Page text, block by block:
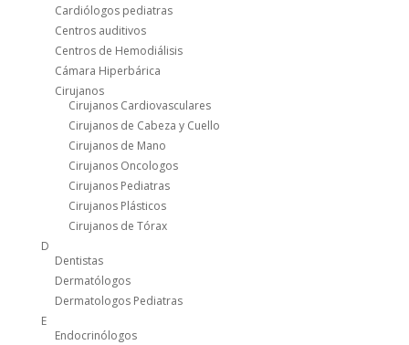
Cardiólogos pediatras
Centros auditivos
Centros de Hemodiálisis
Cámara Hiperbárica
Cirujanos
Cirujanos Cardiovasculares
Cirujanos de Cabeza y Cuello
Cirujanos de Mano
Cirujanos Oncologos
Cirujanos Pediatras
Cirujanos Plásticos
Cirujanos de Tórax
D
Dentistas
Dermatólogos
Dermatologos Pediatras
E
Endocrinólogos